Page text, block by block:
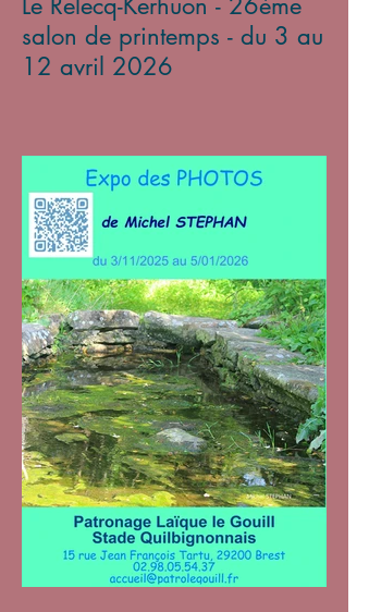
salon de printemps - du 3 au
12 avril 2026